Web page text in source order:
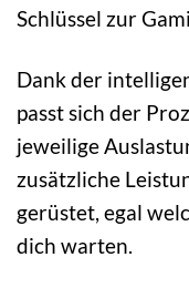
Schlüssel zur
Dank der
passt sich der
jeweilige
zusätzliche
gerüstet, egal
dich warten.